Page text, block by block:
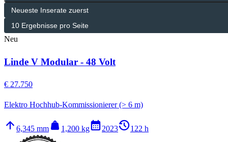
Neu
Linde V Modular - 48 Volt
€ 27.750
Elektro Hochhub-Kommissionierer (> 6 m)
arrow_upward 6,345 mm weight 1,200 kgcalendar_month2023history_2122 h